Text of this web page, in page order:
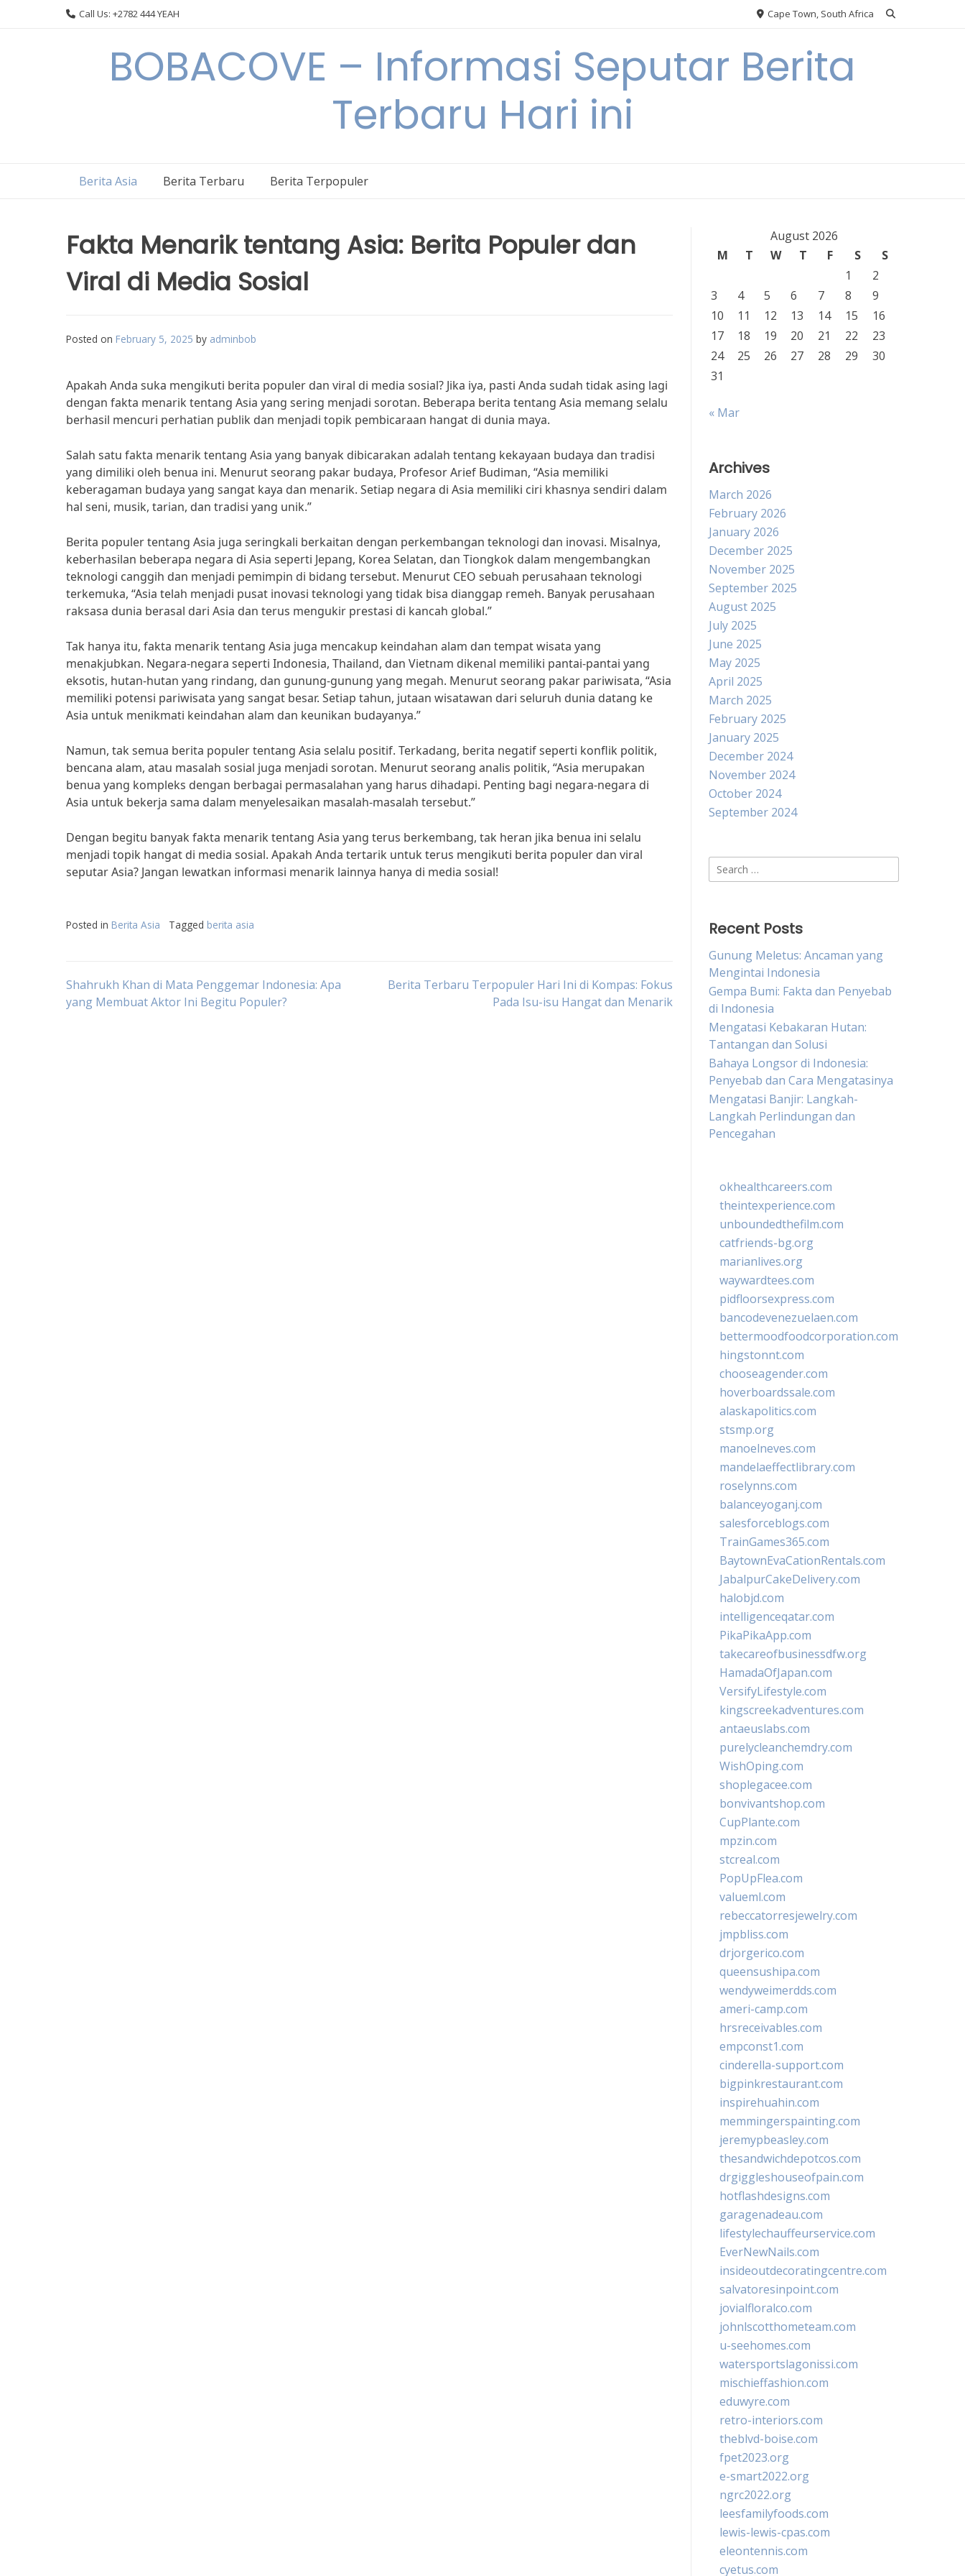
Call Us: +2782 444 YEAH Cape Town, South Africa
BOBACOVE – Informasi Seputar Berita
Terbaru Hari ini
Berita Asia Berita Terbaru Berita Terpopuler
Fakta Menarik tentang Asia: Berita Populer dan
Viral di Media Sosial
Posted on February 5, 2025 by adminbob
Apakah Anda suka mengikuti berita populer dan viral di media sosial? Jika iya, pasti Anda sudah tidak asing lagi
dengan fakta menarik tentang Asia yang sering menjadi sorotan. Beberapa berita tentang Asia memang selalu
berhasil mencuri perhatian publik dan menjadi topik pembicaraan hangat di dunia maya.
Salah satu fakta menarik tentang Asia yang banyak dibicarakan adalah tentang kekayaan budaya dan tradisi
yang dimiliki oleh benua ini. Menurut seorang pakar budaya, Profesor Arief Budiman, “Asia memiliki
keberagaman budaya yang sangat kaya dan menarik. Setiap negara di Asia memiliki ciri khasnya sendiri dalam
hal seni, musik, tarian, dan tradisi yang unik.”
Berita populer tentang Asia juga seringkali berkaitan dengan perkembangan teknologi dan inovasi. Misalnya,
keberhasilan beberapa negara di Asia seperti Jepang, Korea Selatan, dan Tiongkok dalam mengembangkan
teknologi canggih dan menjadi pemimpin di bidang tersebut. Menurut CEO sebuah perusahaan teknologi
terkemuka, “Asia telah menjadi pusat inovasi teknologi yang tidak bisa dianggap remeh. Banyak perusahaan
raksasa dunia berasal dari Asia dan terus mengukir prestasi di kancah global.”
Tak hanya itu, fakta menarik tentang Asia juga mencakup keindahan alam dan tempat wisata yang
menakjubkan. Negara-negara seperti Indonesia, Thailand, dan Vietnam dikenal memiliki pantai-pantai yang
eksotis, hutan-hutan yang rindang, dan gunung-gunung yang megah. Menurut seorang pakar pariwisata, “Asia
memiliki potensi pariwisata yang sangat besar. Setiap tahun, jutaan wisatawan dari seluruh dunia datang ke
Asia untuk menikmati keindahan alam dan keunikan budayanya.”
Namun, tak semua berita populer tentang Asia selalu positif. Terkadang, berita negatif seperti konflik politik,
bencana alam, atau masalah sosial juga menjadi sorotan. Menurut seorang analis politik, “Asia merupakan
benua yang kompleks dengan berbagai permasalahan yang harus dihadapi. Penting bagi negara-negara di
Asia untuk bekerja sama dalam menyelesaikan masalah-masalah tersebut.”
Dengan begitu banyak fakta menarik tentang Asia yang terus berkembang, tak heran jika benua ini selalu
menjadi topik hangat di media sosial. Apakah Anda tertarik untuk terus mengikuti berita populer dan viral
seputar Asia? Jangan lewatkan informasi menarik lainnya hanya di media sosial!
Posted in Berita Asia Tagged berita asia
Post
Shahrukh Khan di Mata Penggemar Indonesia: Apa
yang Membuat Aktor Ini Begitu Populer?
Berita Terbaru Terpopuler Hari Ini di Kompas: Fokus
Pada Isu-isu Hangat dan Menarik
August 2026
M
T W T F S
S
1
2
3
4 5 6 7 8
9
10
11 12 13 14 15
16
17
18 19 20 21 22
23
24
25 26 27 28 29
30
31
« Mar
Archives
March 2026
February 2026
January 2026
December 2025
November 2025
September 2025
August 2025
July 2025
June 2025
May 2025
April 2025
March 2025
February 2025
January 2025
December 2024
November 2024
October 2024
September 2024
Search
for:
Recent Posts
Gunung Meletus: Ancaman yang
Mengintai Indonesia
Gempa Bumi: Fakta dan Penyebab
di Indonesia
Mengatasi Kebakaran Hutan:
Tantangan dan Solusi
Bahaya Longsor di Indonesia:
Penyebab dan Cara Mengatasinya
Mengatasi Banjir: Langkah-
Langkah Perlindungan dan
Pencegahan
okhealthcareers.com
theintexperience.com
unboundedthefilm.com
catfriends-bg.org
marianlives.org
waywardtees.com
pidfloorsexpress.com
bancodevenezuelaen.com
bettermoodfoodcorporation.com
hingstonnt.com
chooseagender.com
hoverboardssale.com
alaskapolitics.com
stsmp.org
manoelneves.com
mandelaeffectlibrary.com
roselynns.com
balanceyoganj.com
salesforceblogs.com
TrainGames365.com
BaytownEvaCationRentals.com
JabalpurCakeDelivery.com
halobjd.com
intelligenceqatar.com
PikaPikaApp.com
takecareofbusinessdfw.org
HamadaOfJapan.com
VersifyLifestyle.com
kingscreekadventures.com
antaeuslabs.com
purelycleanchemdry.com
WishOping.com
shoplegacee.com
bonvivantshop.com
CupPlante.com
mpzin.com
stcreal.com
PopUpFlea.com
valueml.com
rebeccatorresjewelry.com
jmpbliss.com
drjorgerico.com
queensushipa.com
wendyweimerdds.com
ameri-camp.com
hrsreceivables.com
empconst1.com
cinderella-support.com
bigpinkrestaurant.com
inspirehuahin.com
memmingerspainting.com
jeremypbeasley.com
thesandwichdepotcos.com
drgiggleshouseofpain.com
hotflashdesigns.com
garagenadeau.com
lifestylechauffeurservice.com
EverNewNails.com
insideoutdecoratingcentre.com
salvatoresinpoint.com
jovialfloralco.com
johnlscotthometeam.com
u-seehomes.com
watersportslagonissi.com
mischieffashion.com
eduwyre.com
retro-interiors.com
theblvd-boise.com
fpet2023.org
e-smart2022.org
ngrc2022.org
leesfamilyfoods.com
lewis-lewis-cpas.com
eleontennis.com
cyetus.com